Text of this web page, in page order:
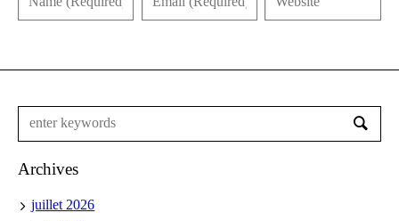
Archives
juillet 2026